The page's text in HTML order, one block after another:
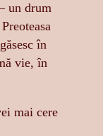
un drum
în
vie, în
mai cere